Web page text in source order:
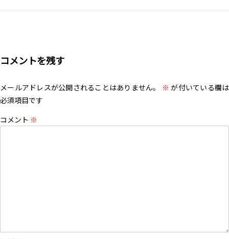
コメントを残す
メールアドレスが公開されることはありません。 ※ が付いている欄は
必須項目です
コメント ※